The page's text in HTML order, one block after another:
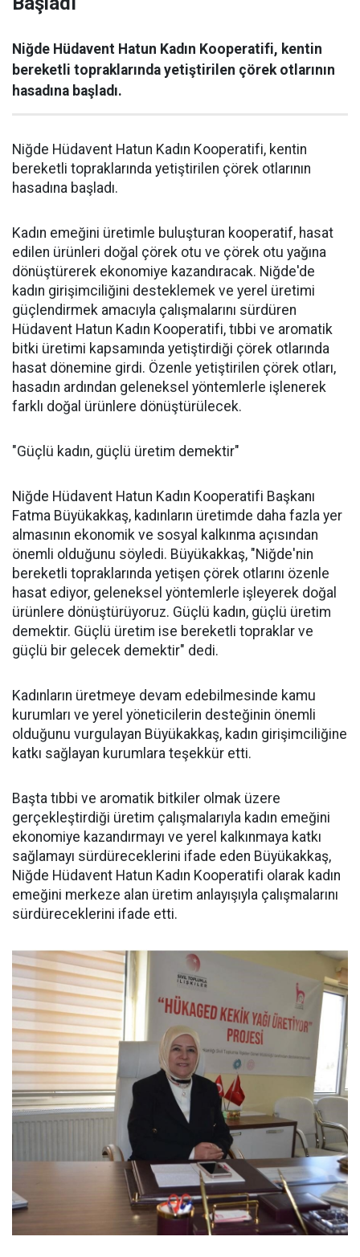
Niğde Hüdavent Hatun Kadın Kooperatifi, kentin
bereketli topraklarında yetiştirilen çörek otlarının
hasadına başladı.
Niğde Hüdavent Hatun Kadın Kooperatifi, kentin
bereketli topraklarında yetiştirilen çörek otlarının
hasadına başladı.
Kadın emeğini üretimle buluşturan kooperatif, hasat
edilen ürünleri doğal çörek otu ve çörek otu yağına
dönüştürerek ekonomiye kazandıracak. Niğde'de
kadın girişimciliğini desteklemek ve yerel üretimi
güçlendirmek amacıyla çalışmalarını sürdüren
Hüdavent Hatun Kadın Kooperatifi, tıbbi ve aromatik
bitki üretimi kapsamında yetiştirdiği çörek otlarında
hasat dönemine girdi. Özenle yetiştirilen çörek otları,
hasadın ardından geleneksel yöntemlerle işlenerek
farklı doğal ürünlere dönüştürülecek.
"Güçlü kadın, güçlü üretim demektir"
Niğde Hüdavent Hatun Kadın Kooperatifi Başkanı
Fatma Büyükakkaş, kadınların üretimde daha fazla yer
almasının ekonomik ve sosyal kalkınma açısından
önemli olduğunu söyledi. Büyükakkaş, "Niğde'nin
bereketli topraklarında yetişen çörek otlarını özenle
hasat ediyor, geleneksel yöntemlerle işleyerek doğal
ürünlere dönüştürüyoruz. Güçlü kadın, güçlü üretim
demektir. Güçlü üretim ise bereketli topraklar ve
güçlü bir gelecek demektir" dedi.
Kadınların üretmeye devam edebilmesinde kamu
kurumları ve yerel yöneticilerin desteğinin önemli
olduğunu vurgulayan Büyükakkaş, kadın girişimciliğine
katkı sağlayan kurumlara teşekkür etti.
Başta tıbbi ve aromatik bitkiler olmak üzere
gerçekleştirdiği üretim çalışmalarıyla kadın emeğini
ekonomiye kazandırmayı ve yerel kalkınmaya katkı
sağlamayı sürdüreceklerini ifade eden Büyükakkaş,
Niğde Hüdavent Hatun Kadın Kooperatifi olarak kadın
emeğini merkeze alan üretim anlayışıyla çalışmalarını
sürdüreceklerini ifade etti.